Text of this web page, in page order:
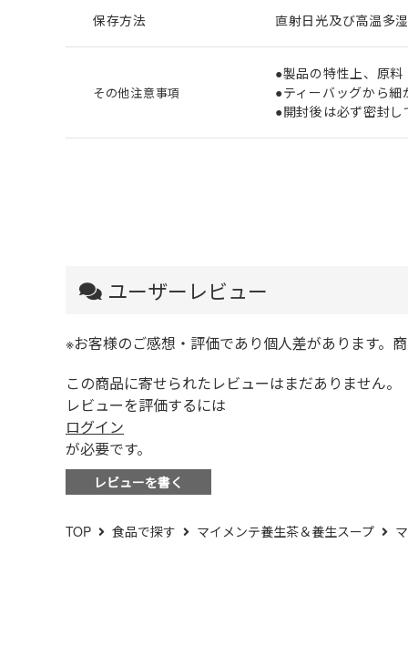
食塩相当量：0.02g
カフェイン：0g
（推定値）
※1袋（1.7g）にお湯
定量下限値未満を0g
保存方法 直射日光及び高温多
その他注意事項
●製品の特性上、原
●ティーバッグから
●開封後は必ず密封
ユーザーレビュー
※お客様のご感想・評価であり個人差があります。
この商品に寄せられたレビューはまだありません。
レビューを評価するには
ログイン
が必要です。
レビューを書く
TOP 食品で探す マイメンテ養生茶＆養生スープ